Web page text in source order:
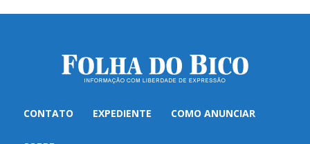
CONTATO EXPEDIENTE COMO ANUNCIAR